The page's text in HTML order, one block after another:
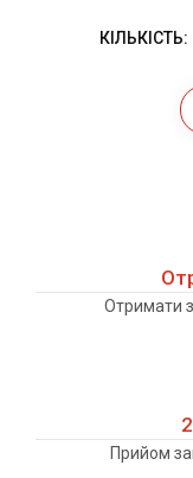
КІЛЬКІСТЬ:
Отримати
Прийом